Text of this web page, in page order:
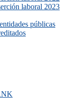
laboral 2023
públicas